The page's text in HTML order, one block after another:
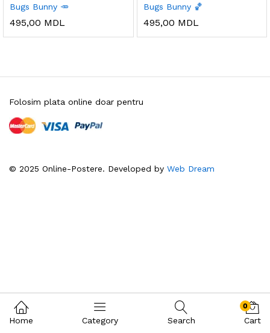
Bugs Bunny 🥕
495,00 MDL
Bugs Bunny 🏀
495,00 MDL
© 2025 Online-Postere. Developed by Web Dream
Folosim plata online doar pentru
Home Category Search
0
Cart